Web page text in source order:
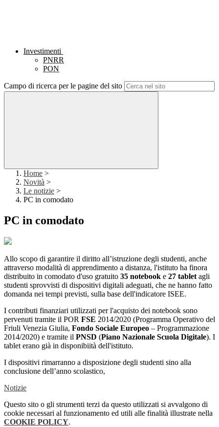
Investimenti
PNRR
PON
Campo di ricerca per le pagine del sito
Home >
Novità >
Le notizie >
PC in comodato
PC in comodato
Allo scopo di garantire il diritto all’istruzione degli studenti, anche
attraverso modalità di apprendimento a distanza, l'istituto ha finora
distribuito in comodato d'uso gratuito 35 notebook e 27 tablet agli
studenti sprovvisti di dispositivi digitali adeguati, che ne hanno fatto
domanda nei tempi previsti, sulla base dell'indicatore ISEE.
I contributi finanziari utilizzati per l'acquisto dei notebook sono
pervenuti tramite il POR FSE 2014/2020 (Programma Operativo del
Friuli Venezia Giulia, Fondo Sociale Europeo – Programmazione
2014/2020) e tramite il PNSD (Piano Nazionale Scuola Digitale). I
tablet erano già in disponibiità dell'istituto.
I dispositivi rimarranno a disposizione degli studenti sino alla
conclusione dell’anno scolastico,
Notizie
Questo sito o gli strumenti terzi da questo utilizzati si avvalgono di
cookie necessari al funzionamento ed utili alle finalità illustrate nella
COOKIE POLICY.